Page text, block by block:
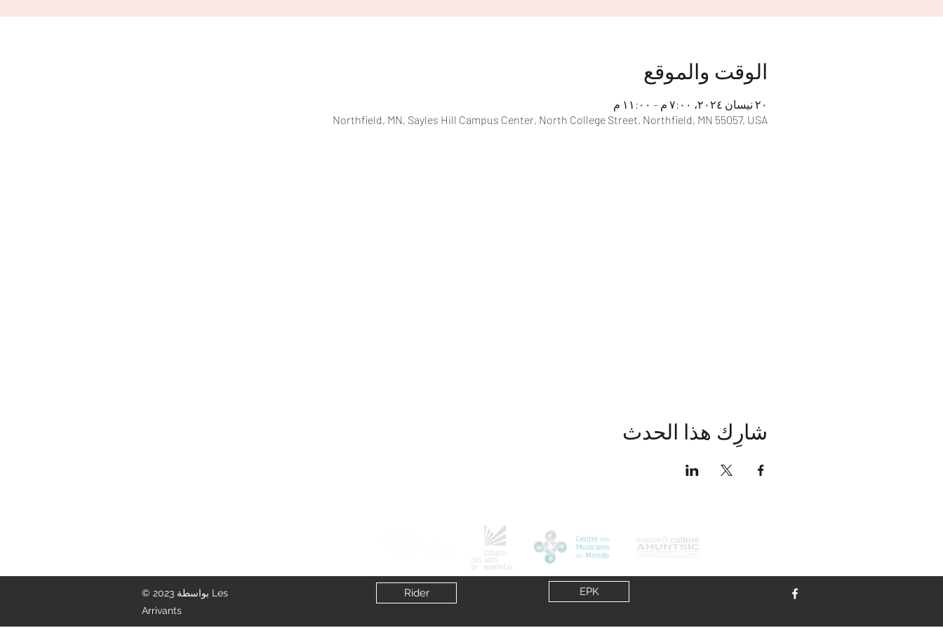
الوقت والموقع
٢٠ نيسان ٢٠٢٤، ٧:٠٠ م – ١١:٠٠ م
Northfield, MN, Sayles Hill Campus Center, North College Street, Northfield, MN 55057, USA
شارِك هذا الحدث
© 2023 بواسطة Les
Arrivants
Rider EPK